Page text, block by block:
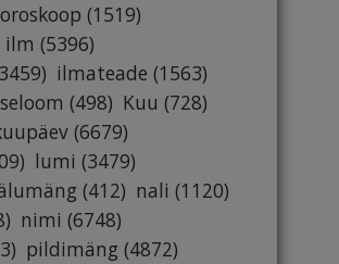
(1519)
ilm (5396)
ilmateade (1563)
(498) Kuu (728)
(6679)
lumi (3479)
(412) nali (1120)
nimi (6748)
pildimäng (4872)